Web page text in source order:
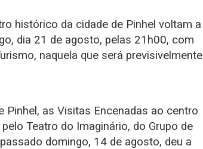
histórico da cidade de Pinhel voltam a
dia 21 de agosto, pelas 21h00, com
naquela que será previsivelmente
Pinhel, as Visitas Encenadas ao centro
Teatro do Imaginário, do Grupo de
domingo, 14 de agosto, deu a